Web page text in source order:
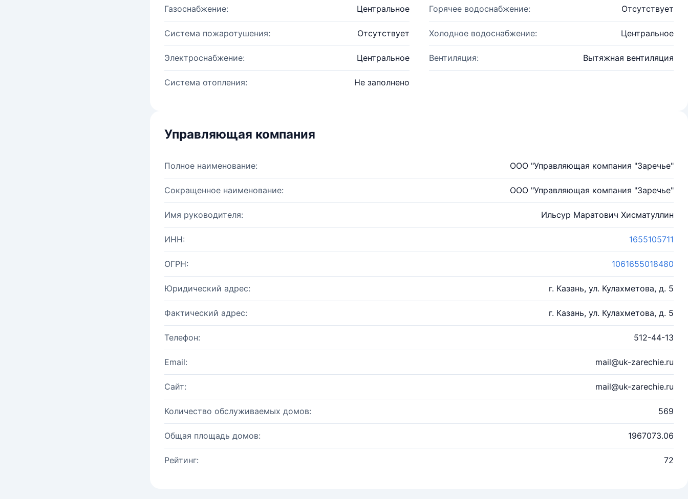
Газоснабжение: Центральное Горячее водоснабжение: Отсутствует
Система пожаротушения: Отсутствует Холодное водоснабжение: Центральное
Электроснабжение: Центральное Вентиляция: Вытяжная вентиляция
Система отопления: Не заполнено
Управляющая компания
Полное наименование: ООО "Управляющая компания "Заречье"
Сокращенное наименование: ООО "Управляющая компания "Заречье"
Имя руководителя: Ильсур Маратович Хисматуллин
ИНН: 1655105711
ОГРН: 1061655018480
Юридический адрес: г. Казань, ул. Кулахметова, д. 5
Фактический адрес: г. Казань, ул. Кулахметова, д. 5
Телефон: 512-44-13
Email: mail@uk-zarechie.ru
Сайт: mail@uk-zarechie.ru
Количество обслуживаемых домов: 569
Общая площадь домов: 1967073.06
Рейтинг: 72